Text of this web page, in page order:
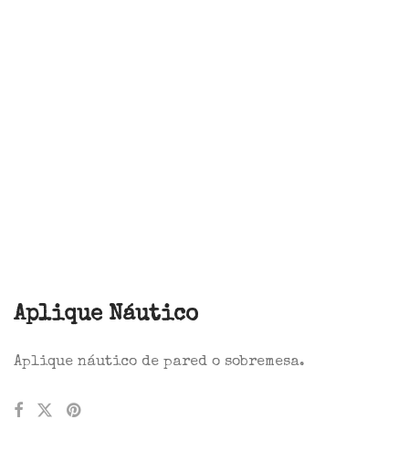
Aplique Náutico
Aplique náutico de pared o sobremesa.